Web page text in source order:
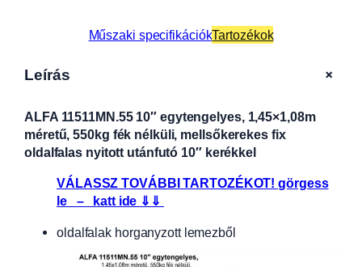
Műszaki specifikációkTartozékok
Leírás +
ALFA 11511MN.55 10″ egytengelyes, 1,45×1,08m
méretű, 550kg fék nélküli, mellsőkerekes fix
oldalfalas nyitott utánfutó 10″ kerékkel
VÁLASSZ TOVÁBBI TARTOZÉKOT! görgess
le – katt ide ⇓⇓
oldalfalak horganyzott lemezből